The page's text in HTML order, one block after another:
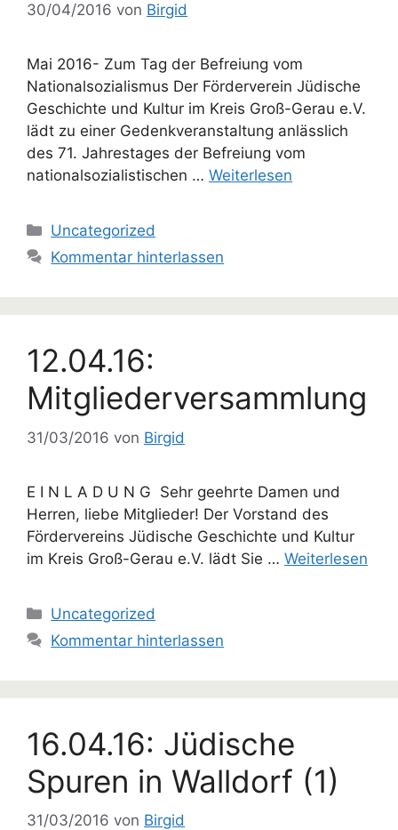
30/04/2016 von Birgid
Mai 2016- Zum Tag der Befreiung vom
Nationalsozialismus Der Förderverein Jüdische
Geschichte und Kultur im Kreis Groß-Gerau e.V.
lädt zu einer Gedenkveranstaltung anlässlich
des 71. Jahrestages der Befreiung vom
nationalsozialistischen … Weiterlesen
Kategorien
Uncategorized
Kommentar hinterlassen
12.04.16:
Mitgliederversammlung
31/03/2016 von Birgid
E I N L A D U N G Sehr geehrte Damen und
Herren, liebe Mitglieder! Der Vorstand des
Fördervereins Jüdische Geschichte und Kultur
im Kreis Groß-Gerau e.V. lädt Sie … Weiterlesen
Kategorien
Uncategorized
Kommentar hinterlassen
16.04.16: Jüdische
Spuren in Walldorf (1)
31/03/2016 von Birgid